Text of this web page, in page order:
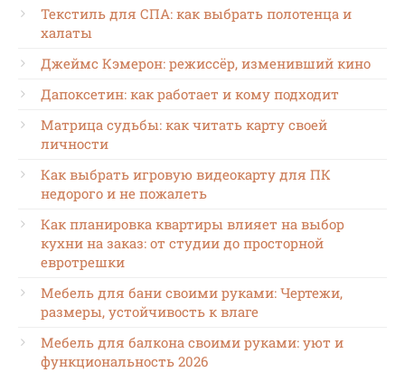
Текстиль для СПА: как выбрать полотенца и
халаты
Джеймс Кэмерон: режиссёр, изменивший кино
Дапоксетин: как работает и кому подходит
Матрица судьбы: как читать карту своей
личности
Как выбрать игровую видеокарту для ПК
недорого и не пожалеть
Как планировка квартиры влияет на выбор
кухни на заказ: от студии до просторной
евротрешки
Мебель для бани своими руками: Чертежи,
размеры, устойчивость к влаге
Мебель для балкона своими руками: уют и
функциональность 2026